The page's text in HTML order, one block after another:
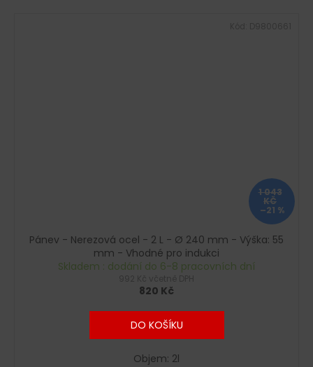
1 043
KČ
–21 %
Pánev - Nerezová ocel - 2 L - Ø 240 mm - Výška: 55
mm - Vhodné pro indukci
Skladem : dodání do 6-8 pracovních dní
820 Kč
DO KOŠÍKU
Objem: 2l